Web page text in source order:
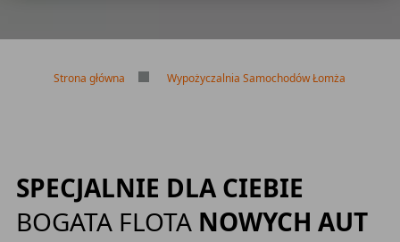
Strona główna Wypożyczalnia Samochodów Łomża
SPECJALNIE DLA CIEBIE
BOGATA FLOTA NOWYCH AUT
dotyczące Twoich uprawnień, zawarte są w naszej